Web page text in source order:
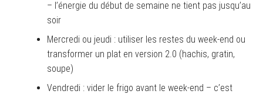
– l’énergie du début de semaine ne tient pas jusqu’au
soir
Mercredi ou jeudi : utiliser les restes du week-end ou
transformer un plat en version 2.0 (hachis, gratin,
soupe)
Vendredi : vider le frigo avant le week-end – c’est